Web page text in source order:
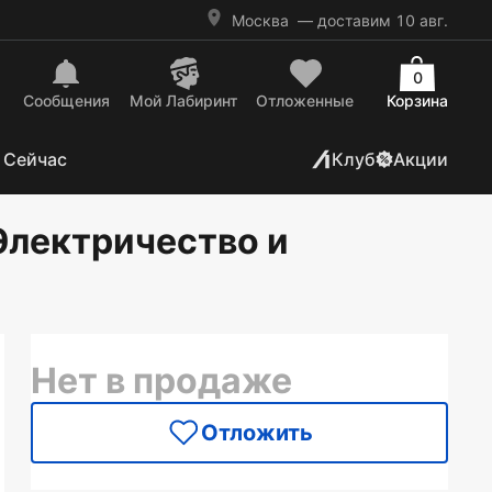
Москва — доставим 10 авг.
Сообщения Mой Лабиринт Отложенные Корзина
0
Клуб Акции
и
Нет в продаже
Отложить